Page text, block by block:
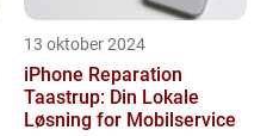
13 oktober 2024
iPhone Reparation
Taastrup: Din Lokale
Løsning for Mobilservice